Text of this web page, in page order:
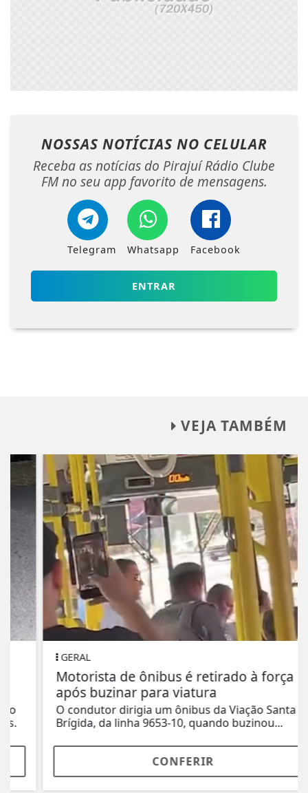
NOSSAS NOTÍCIAS NO CELULAR
Receba as notícias do Pirajuí Rádio Clube
FM no seu app favorito de mensagens.
Telegram Whatsapp Facebook
ENTRAR
VEJA TAMBÉM
GERAL
Motorista de ônibus é retirado à força
após buzinar para viatura
O condutor dirigia um ônibus da Viação Santa
Brígida, da linha 9653-10, quando buzinou...
CONFERIR